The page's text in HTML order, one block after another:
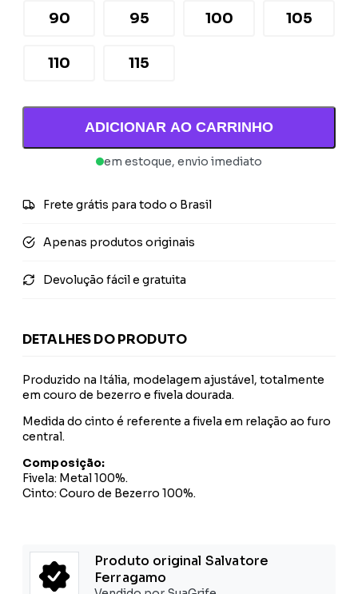
90 95 100 105
110 115
ADICIONAR AO CARRINHO
em estoque, envio imediato
Frete grátis para todo o Brasil
Apenas produtos originais
Devolução fácil e gratuita
DETALHES DO PRODUTO
Produzido na Itália, modelagem ajustável, totalmente
em couro de bezerro e fivela dourada.
Medida do cinto é referente a fivela em relação ao furo
central.
Composição:
Fivela: Metal 100%.
Cinto: Couro de Bezerro 100%.
Produto original Salvatore
Ferragamo